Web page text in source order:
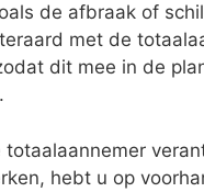
de afbraak of
met de
dit mee in de
totaalaannemer
hebt u op